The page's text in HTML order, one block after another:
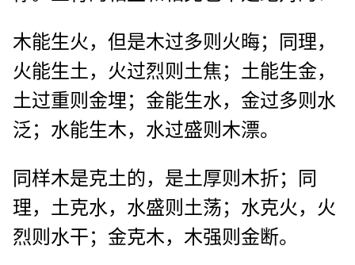
木能生火，但是木过多则火晦；同理，
火能生土，火过烈则土焦；土能生金，
土过重则金埋；金能生水，金过多则水
泛；水能生木，水过盛则木漂。
同样木是克土的，是土厚则木折；同
理，土克水，水盛则土荡；水克火，火
烈则水干；金克木，木强则金断。